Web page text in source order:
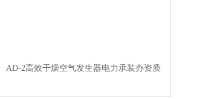
AD-2高效干燥空气发生器电力承装办资质